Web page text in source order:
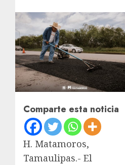
Comparte esta noticia
H. Matamoros,
Tamaulipas.- El